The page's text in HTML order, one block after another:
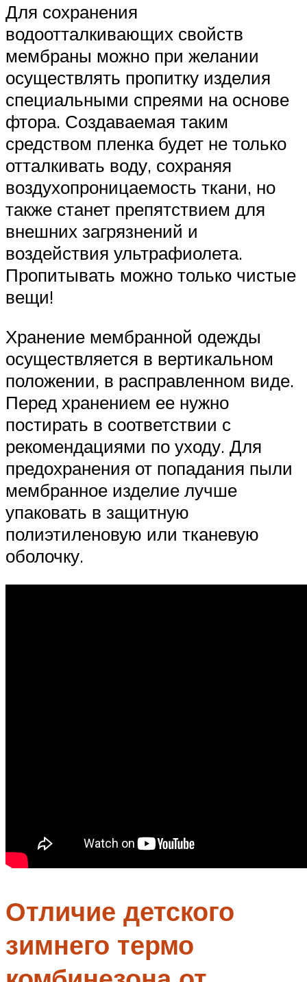
Для сохранения
водоотталкивающих свойств
мембраны можно при желании
осуществлять пропитку изделия
специальными спреями на основе
фтора. Создаваемая таким
средством пленка будет не только
отталкивать воду, сохраняя
воздухопроницаемость ткани, но
также станет препятствием для
внешних загрязнений и
воздействия ультрафиолета.
Пропитывать можно только чистые
вещи!
Хранение мембранной одежды
осуществляется в вертикальном
положении, в расправленном виде.
Перед хранением ее нужно
постирать в соответствии с
рекомендациями по уходу. Для
предохранения от попадания пыли
мембранное изделие лучше
упаковать в защитную
полиэтиленовую или тканевую
оболочку.
Отличие детского
зимнего термо